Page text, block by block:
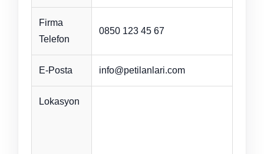
Firma
Telefon
0850 123 45 67
E-Posta info@petilanlari.com
Lokasyon